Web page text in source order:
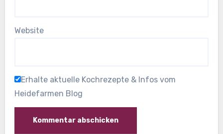
Website
Erhalte aktuelle Kochrezepte & Infos vom
Heidefarmen Blog